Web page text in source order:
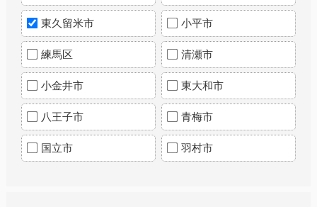
東久留米市 小平市
練馬区 清瀬市
小金井市 東大和市
八王子市 青梅市
国立市 羽村市